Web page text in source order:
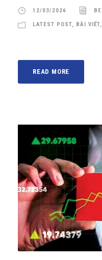
12/03/2026
LATEST POST, BÀI VIẾT,
READ MORE